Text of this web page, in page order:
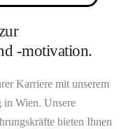
-motivation.
Karriere mit unserem
in Wien. Unsere
bieten Ihnen